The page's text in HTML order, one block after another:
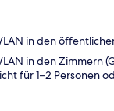
in den
in den Zimmern
für 1–2 Personen